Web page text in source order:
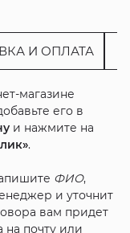
И ОПЛАТА
магазине
его в
и нажмите на
.
ФИО,
и уточнит
вам придет
почту или